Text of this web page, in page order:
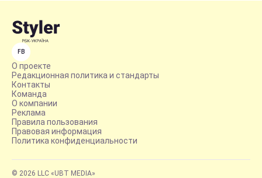
FB
О проекте
Редакционная политика и стандарты
Контакты
Команда
О компании
Реклама
Правила пользования
Правовая информация
Политика конфиденциальности
© 2026 LLC «UBT MEDIA»